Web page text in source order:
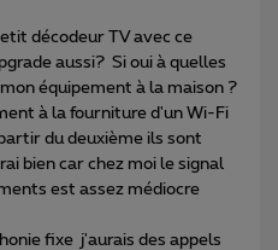
décodeur TV avec ce
aussi? Si oui à quelles
équipement à la maison ?
à la fourniture d'un Wi-Fi
du deuxième ils sont
bien car chez moi le signal
est assez médiocre
fixe j'aurais des appels